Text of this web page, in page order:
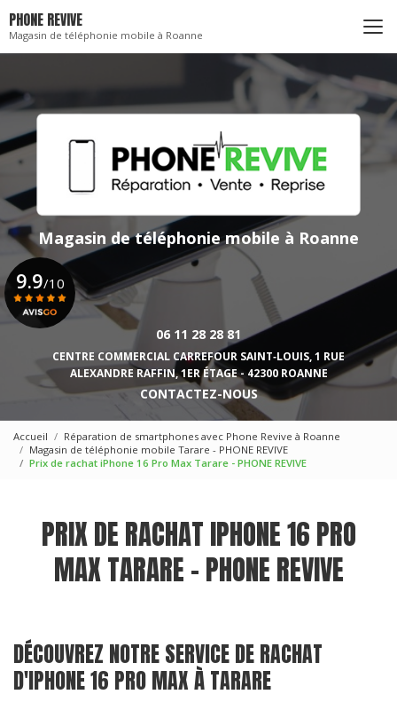
au
contenu
principal
PHONE REVIVE
Magasin de téléphonie mobile à Roanne
Magasin de téléphonie mobile à Roanne
06 11 28 28 81
CENTRE COMMERCIAL CARREFOUR SAINT‑LOUIS, 1 RUE
ALEXANDRE RAFFIN, 1ER ÉTAGE - 42300 ROANNE
CONTACTEZ-NOUS
9.9/10
Accueil
Réparation de smartphones avec Phone Revive à Roanne
Magasin de téléphonie mobile Tarare - PHONE REVIVE
Prix de rachat iPhone 16 Pro Max Tarare - PHONE REVIVE
PRIX DE RACHAT IPHONE 16 PRO
MAX TARARE - PHONE REVIVE
DÉCOUVREZ NOTRE SERVICE DE RACHAT
D'IPHONE 16 PRO MAX À TARARE